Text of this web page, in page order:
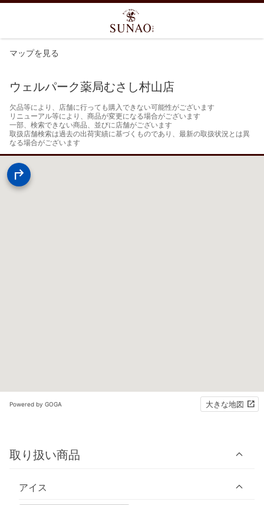
マップを見る
ウェルパーク薬局むさし村山店
欠品等により、店舗に行っても購入できない可能性がございます
リニューアル等により、商品が変更になる場合がございます
一部、検索できない商品、並びに店舗がございます
取扱店舗検索は過去の出荷実績に基づくものであり、最新の取扱状況とは異
なる場合がございます
Powered by GOGA 大きな地図
取り扱い商品
アイス